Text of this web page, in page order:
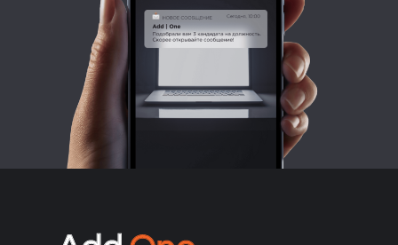
Подбор персонала